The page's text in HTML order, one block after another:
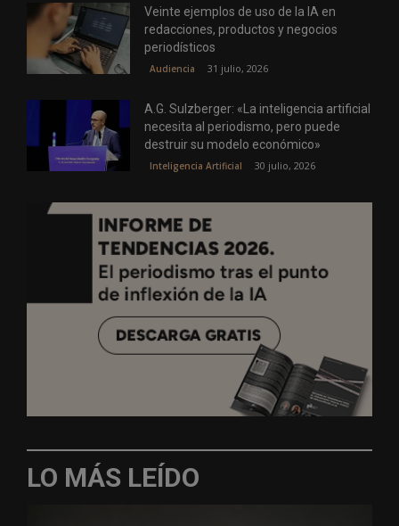
Veinte ejemplos de uso de la IA en
redacciones, productos y negocios
periodísticos
Audiencia 31 julio, 2026
A.G. Sulzberger: «La inteligencia artificial
necesita al periodismo, pero puede
destruir su modelo económico»
Inteligencia Artificial 30 julio, 2026
LO MÁS LEÍDO